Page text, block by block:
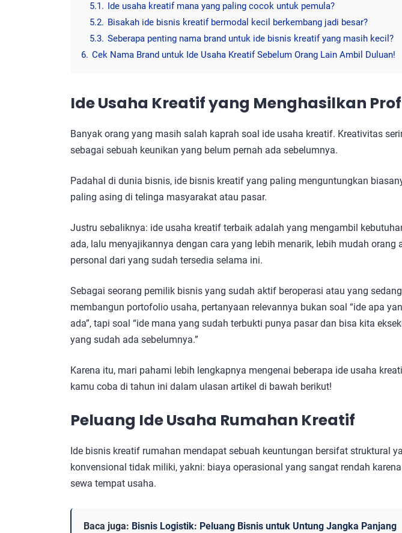
5.1. Ide usaha kreatif mana yang paling cocok untuk pemula?
5.2. Bisakah ide bisnis kreatif bermodal kecil berkembang jadi besar?
5.3. Seberapa penting nama brand untuk ide bisnis kreatif yang masih kecil?
6. Cek Nama Brand untuk Ide Usaha Kreatif Sebelum Orang Lain Ambil Duluan!
Ide Usaha Kreatif yang Menghasilkan
Banyak orang yang masih salah kaprah soal ide usaha kreatif. Kreativitas
sebagai sebuah keunikan yang belum pernah ada sebelumnya.
Padahal di dunia bisnis, ide bisnis kreatif yang paling menguntungkan
paling asing di telinga masyarakat atau pasar.
Justru sebaliknya: ide usaha kreatif terbaik adalah yang mengambil
ada, lalu menyajikannya dengan cara yang lebih menarik, lebih mudah orang
personal dari yang sudah tersedia selama ini.
Sebagai seorang pemilik bisnis yang sudah aktif beroperasi atau yang
membangun portofolio usaha, pertanyaan relevannya bukan soal “ide apa
ada”, tapi soal “ide mana yang sudah terbukti punya pasar dan bisa kita
yang sudah ada sebelumnya.”
Karena itu, mari pahami lebih lengkapnya mengenai beberapa ide usaha
kamu coba di tahun ini dalam ulasan artikel di bawah berikut!
Peluang Ide Usaha Rumahan Kreatif
Ide bisnis kreatif rumahan mendapat sebuah keuntungan bersifat struktural
konvensional tidak miliki, yakni: biaya operasional yang sangat rendah
sewa tempat usaha.
Baca juga: Bisnis Logistik: Peluang Bisnis untuk Untung Jangka Panjang